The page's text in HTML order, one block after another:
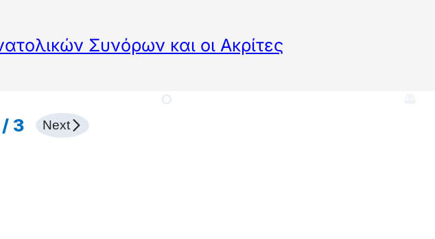
Συνόρων και οι Ακρίτες
Άσκηση έχει μη ολοκληρωμένο
/ 3
από 3
Next